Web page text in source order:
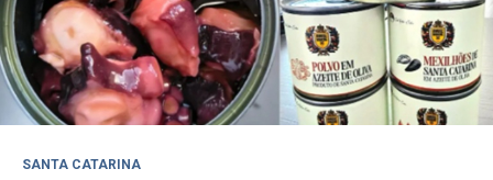
SANTA CATARINA